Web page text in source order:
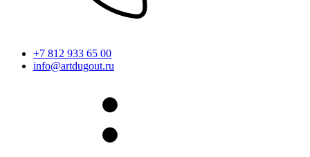
+7 812 933 65 00
info@artdugout.ru